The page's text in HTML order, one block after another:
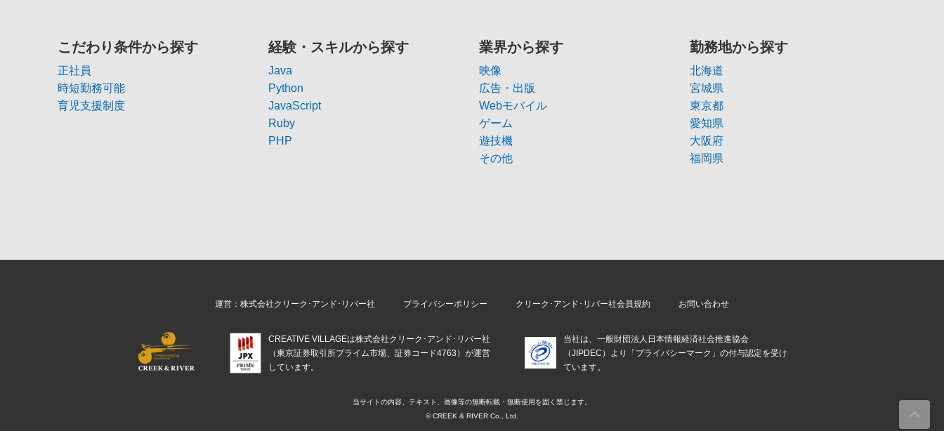
こだわり条件から探す
正社員
時短勤務可能
育児支援制度
経験・スキルから探す
Java
Python
JavaScript
Ruby
PHP
業界から探す
映像
広告・出版
Webモバイル
ゲーム
遊技機
その他
勤務地から探す
北海道
宮城県
東京都
愛知県
大阪府
福岡県
運営：株式会社クリーク･アンド･リバー社 プライバシーポリシー クリーク･アンド･リバー社会員規約 お問い合わせ
CREATIVE VILLAGEは株式会社クリーク･アンド･リバー社
（東京証券取引所プライム市場、証券コード4763）が運営
しています。
当社は、一般財団法人日本情報経済社会推進協会
（JIPDEC）より「プライバシーマーク」の付与認定を受け
ています。
当サイトの内容、テキスト、画像等の無断転載・無断使用を固く禁じます。
© CREEK & RIVER Co., Ltd.